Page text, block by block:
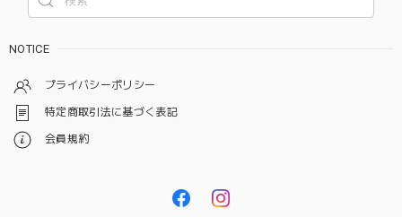
NOTICE
プライバシーポリシー
特定商取引法に基づく表記
会員規約